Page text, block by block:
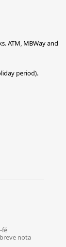
ATM, MBWay and
period).
fé
nota